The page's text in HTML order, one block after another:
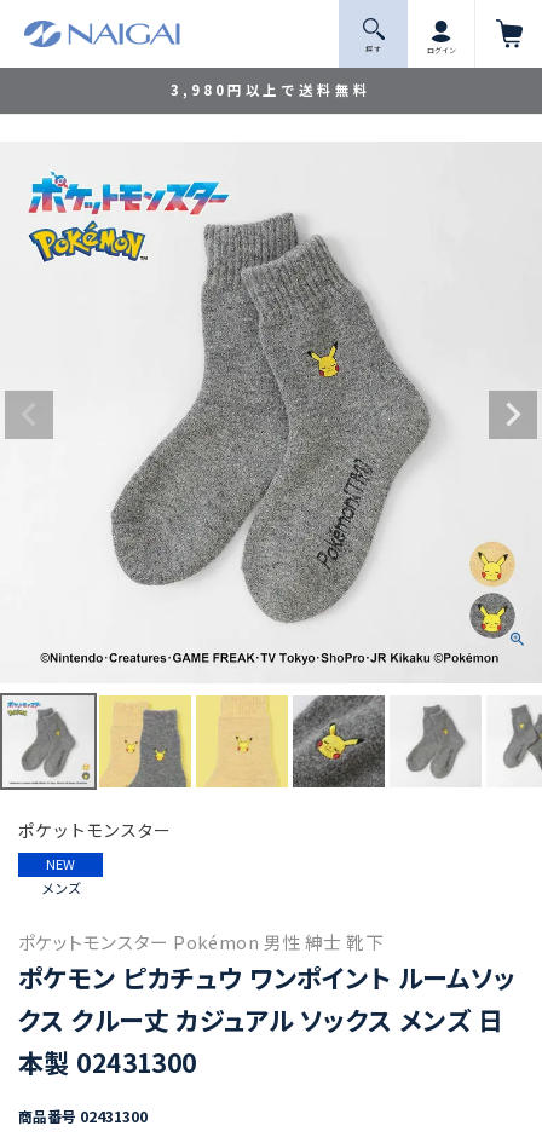
3,980円以上で送料無料
探 す ログイン
ポケットモンスター
NEW
メンズ
ポケットモンスター Pokémon 男性 紳士 靴下
ポケモン ピカチュウ ワンポイント ルームソッ
クス クルー丈 カジュアル ソックス メンズ 日
本製 02431300
商品番号 02431300